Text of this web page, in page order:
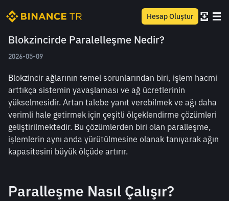
Hesap Oluştur
Blokzincirde Paralelleşme Nedir?
2026-05-09
Blokzincir ağlarının temel sorunlarından biri, işlem hacmi
arttıkça sistemin yavaşlaması ve ağ ücretlerinin
yükselmesidir. Artan talebe yanıt verebilmek ve ağı daha
verimli hale getirmek için çeşitli ölçeklendirme çözümleri
geliştirilmektedir. Bu çözümlerden biri olan paralleşme,
işlemlerin aynı anda yürütülmesine olanak tanıyarak ağın
kapasitesini büyük ölçüde artırır.
Paralleşme Nasıl Çalışır?